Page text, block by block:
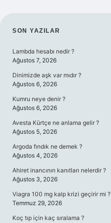
SIDEBAR
SON YAZILAR
Lambda hesabı nedir ?
Ağustos 7, 2026
Dinimizde aşk var mıdır ?
Ağustos 6, 2026
Kumru neye denir ?
Ağustos 6, 2026
Avesta Kürtçe ne anlama gelir ?
Ağustos 5, 2026
Argoda fındık ne demek ?
Ağustos 4, 2026
Ahiret inancının kanıtları nelerdir ?
Ağustos 3, 2026
Viagra 100 mg kalp krizi geçirir mi ?
Temmuz 29, 2026
Koç tıp için kaç sıralama ?